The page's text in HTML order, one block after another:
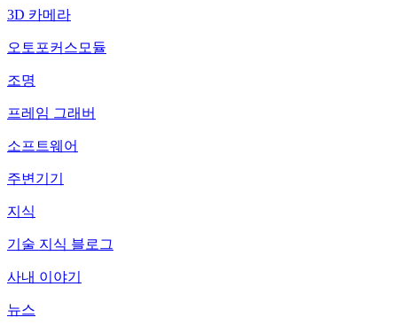
3D 카메라
오토포커스모듈
조명
프레임 그래버
소프트웨어
주변기기
지식
기술 지식 블로그
사내 이야기
뉴스